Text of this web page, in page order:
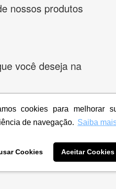
cookies para melhorar
de navegação. Saiba
Cookies Aceitar Cookies
nossos produtos
você deseja na
de opções e peça
opção e